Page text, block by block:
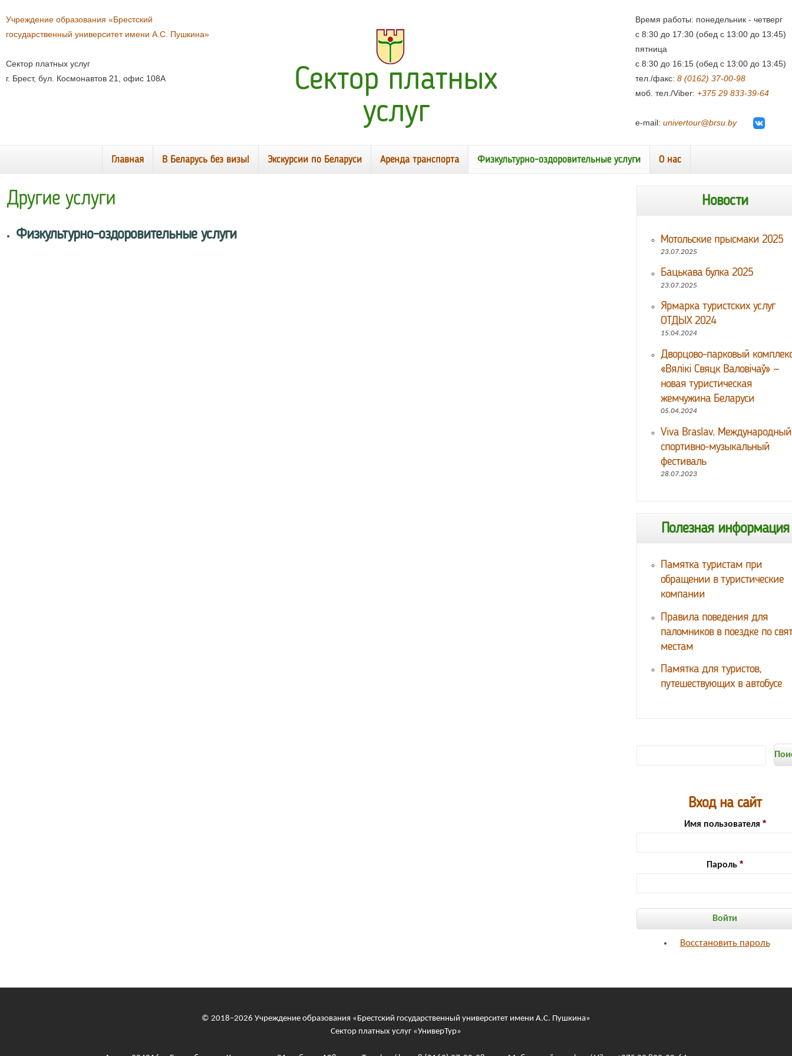
Учреждение образования «Брестский
государственный университет имени А.С. Пушкина»
Сектор платных услуг
г. Брест, бул. Космонавтов 21, офис 108А
Сектор платных
услуг
Время работы: понедельник - четверг
с 8:30 до 17:30 (обед с 13:00 до 13:45)
пятница
с 8:30 до 16:15 (обед с 13:00 до 13:45)
тел./факс: 8 (0162) 37-00-98
моб. тел./Viber: +375 29 833-39-64
e-mail: univertour@brsu.by
Главная В Беларусь без визы! Экскурсии по Беларуси Аренда транспорта Физкультурно-оздоровительные услуги О нас
Другие услуги
Физкультурно-оздоровительные услуги
Новости
Мотольские прысмаки 2025
23.07.2025
Бацькава булка 2025
23.07.2025
Ярмарка туристских услуг
ОТДЫХ 2024
15.04.2024
Дворцово-парковый
«Вялікі Свяцк Валовічаў» —
новая туристическая
жемчужина Беларуси
05.04.2024
Viva Braslav. Международный
спортивно-музыкальный
фестиваль
28.07.2023
Полезная информация
Памятка туристам при
обращении в туристические
компании
Правила поведения для
паломников в поездке по
местам
Памятка для туристов,
путешествующих в автобусе
Вход на сайт
Имя пользователя
Пароль
Восстановить пароль
© 2018–2026 Учреждение образования «Брестский государственный университет имени А.С. Пушкина»
Сектор платных услуг «УниверТур»